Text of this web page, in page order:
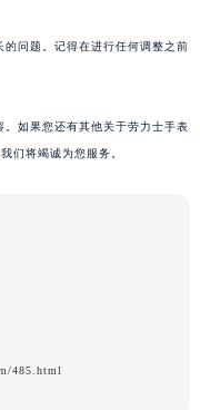
问题。记得在进行任何调整之前
。如果您还有其他关于劳力士手表
们将竭诚为您服务。
485.html